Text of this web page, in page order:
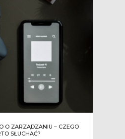
O ZARZĄDZANIU – CZEGO
SŁUCHAĆ?